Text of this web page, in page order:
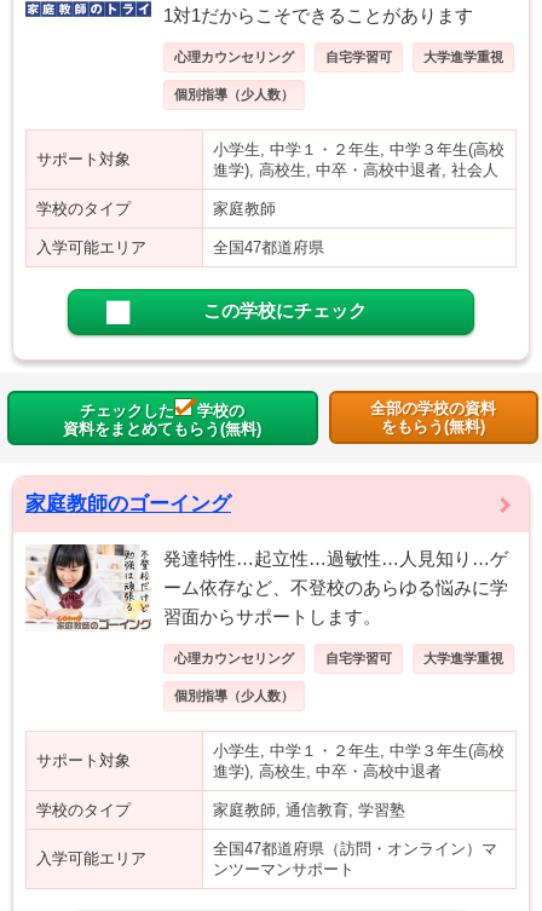
1対1だからこそできることがあります
心理カウンセリング 自宅学習可 大学進学重視
個別指導（少人数）
サポート対象
小学生, 中学１・２年生, 中学３年生(高校
進学), 高校生, 中卒・高校中退者, 社会人
学校のタイプ 家庭教師
入学可能エリア 全国47都道府県
この学校にチェック
チェックした
学校の
資料をまとめてもらう(無料)
全部の学校の資料
をもらう(無料)
家庭教師のゴーイング
発達特性…起立性…過敏性…人見知り…ゲ
ーム依存など、不登校のあらゆる悩みに学
習面からサポートします。
心理カウンセリング 自宅学習可 大学進学重視
個別指導（少人数）
サポート対象
小学生, 中学１・２年生, 中学３年生(高校
進学), 高校生, 中卒・高校中退者
学校のタイプ 家庭教師, 通信教育, 学習塾
入学可能エリア
全国47都道府県（訪問・オンライン）マ
ンツーマンサポート